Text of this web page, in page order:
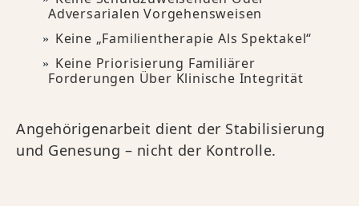
Adversarialen Vorgehensweisen
Keine „Familientherapie Als Spektakel“
Keine Priorisierung Familiärer
Forderungen Über Klinische Integrität
Angehörigenarbeit dient der Stabilisierung
und Genesung – nicht der Kontrolle.